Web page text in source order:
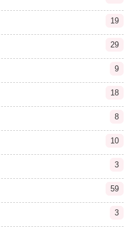
19
29
9
18
8
10
3
59
3